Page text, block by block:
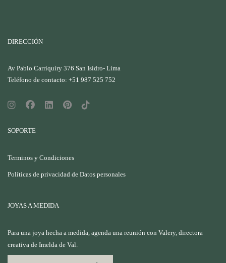
DIRECCIÓN
Av Pablo Carriquiry 376 San Isidro- Lima
Teléfono de contacto: +51 987 525 752
SOPORTE
Terminos y Condiciones
Políticas de privacidad de Datos personales
JOYAS A MEDIDA
Para una joya hecha a medida, agenda una reunión con Valery, directora
creativa de Imelda de Val.